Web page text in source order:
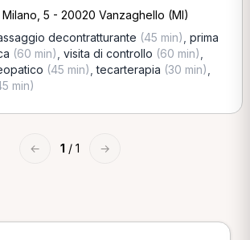
5 - 20020 Vanzaghello (MI)
decontratturante (45 min) prima
(60 min) visita di controllo (60 min)
(45 min) ,tecarterapia (30 min)
min)
← 1 / 1 →